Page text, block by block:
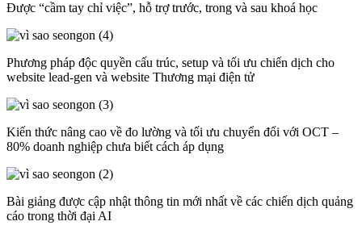
Được “cầm tay chỉ việc”, hỗ trợ trước, trong và sau khoá học
Phương pháp độc quyền cấu trúc, setup và tối ưu chiến dịch cho
website lead-gen và website Thương mại điện tử
Kiến thức nâng cao về đo lường và tối ưu chuyển đổi với OCT –
80% doanh nghiệp chưa biết cách áp dụng
Bài giảng được cập nhật thông tin mới nhất về các chiến dịch quảng
cáo trong thời đại AI